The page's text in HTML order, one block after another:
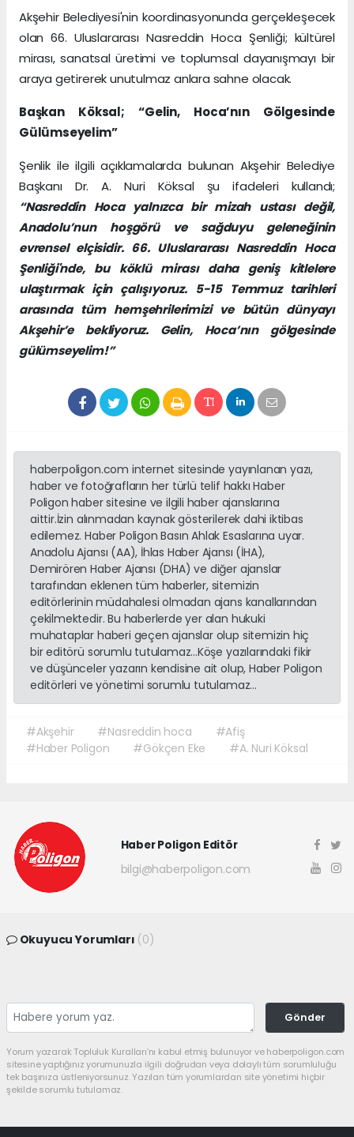
Akşehir Belediyesi'nin koordinasyonunda gerçekleşecek
olan 66. Uluslararası Nasreddin Hoca Şenliği; kültürel
mirası, sanatsal üretimi ve toplumsal dayanışmayı bir
araya getirerek unutulmaz anlara sahne olacak.
Başkan Köksal; “Gelin, Hoca’nın Gölgesinde
Gülümseyelim”
Şenlik ile ilgili açıklamalarda bulunan Akşehir Belediye
Başkanı Dr. A. Nuri Köksal şu ifadeleri kullandı;
“Nasreddin Hoca yalnızca bir mizah ustası değil,
Anadolu’nun hoşgörü ve sağduyu geleneğinin
evrensel elçisidir. 66. Uluslararası Nasreddin Hoca
Şenliği'nde, bu köklü mirası daha geniş kitlelere
ulaştırmak için çalışıyoruz. 5-15 Temmuz tarihleri
arasında tüm hemşehrilerimizi ve bütün dünyayı
Akşehir’e bekliyoruz. Gelin, Hoca’nın gölgesinde
gülümseyelim!”
haberpoligon.com internet sitesinde yayınlanan yazı,
haber ve fotoğrafların her türlü telif hakkı Haber
Poligon haber sitesine ve ilgili haber ajanslarına
aittir.İzin alınmadan kaynak gösterilerek dahi iktibas
edilemez. Haber Poligon Basın Ahlak Esaslarına uyar.
Anadolu Ajansı (AA), İhlas Haber Ajansı (İHA),
Demirören Haber Ajansı (DHA) ve diğer ajanslar
tarafından eklenen tüm haberler, sitemizin
editörlerinin müdahalesi olmadan ajans kanallarından
çekilmektedir. Bu haberlerde yer alan hukuki
muhataplar haberi geçen ajanslar olup sitemizin hiç
bir editörü sorumlu tutulamaz...Köşe yazılarındaki fikir
ve düşünceler yazarın kendisine ait olup, Haber Poligon
editörleri ve yönetimi sorumlu tutulamaz...
#Akşehir #Nasreddin hoca
#Afiş
#Haber Poligon
#Gökçen Eke #A. Nuri Köksal
Haber Poligon Editör
bilgi@haberpoligon.com
Okuyucu Yorumları (0)
Gönder
Yorum yazarak Topluluk Kuralları’nı kabul etmiş bulunuyor ve haberpoligon.com
sitesine yaptığınız yorumunuzla ilgili doğrudan veya dolaylı tüm sorumluluğu
tek başınıza üstleniyorsunuz. Yazılan tüm yorumlardan site yönetimi hiçbir
şekilde sorumlu tutulamaz.